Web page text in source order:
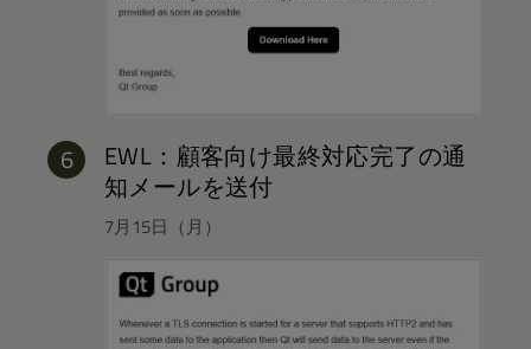
EWL：顧客向け最終対応完了の通
知メールを送付
7月15日（月）